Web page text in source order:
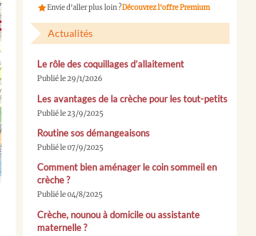
Envie d'aller plus loin ?Découvrez l'offre Premium
Actualités
Le rôle des coquillages d’allaitement
Publié le 29/1/2026
Les avantages de la crèche pour les tout-petits
Publié le 23/9/2025
Routine sos démangeaisons
Publié le 07/9/2025
Comment bien aménager le coin sommeil en
crèche ?
Publié le 04/8/2025
Crèche, nounou à domicile ou assistante
maternelle ?